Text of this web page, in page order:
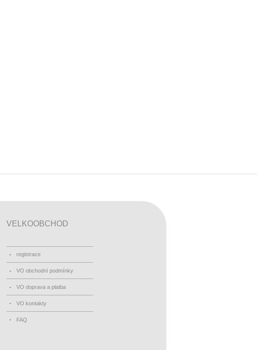
VELKOOBCHOD
registrace
VO obchodní podmínky
VO doprava a platba
VO kontakty
FAQ